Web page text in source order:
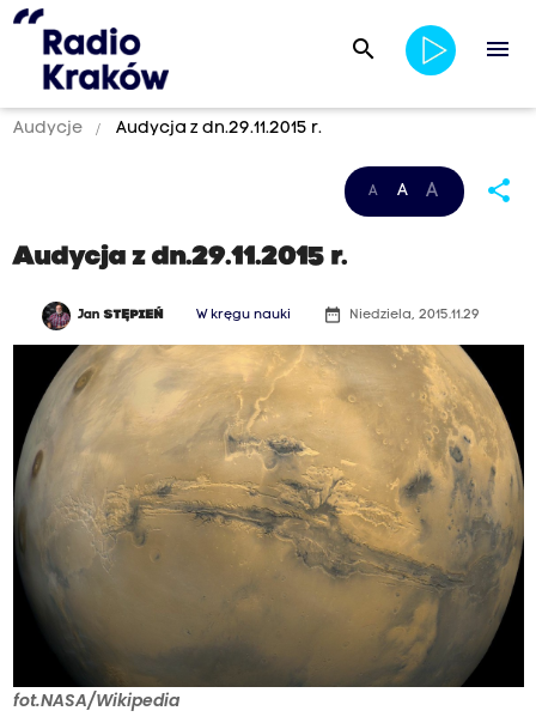
search menu
Audycje Audycja z dn.29.11.2015 r.
A A A share
Audycja z dn.29.11.2015 r.
JanSTĘPIEŃ W kręgu nauki date_range Niedziela, 2015.11.29
fot.NASA/Wikipedia